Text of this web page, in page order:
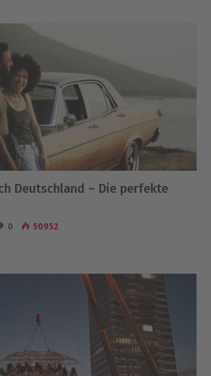
Deutschland – Die perfekte
0 50952